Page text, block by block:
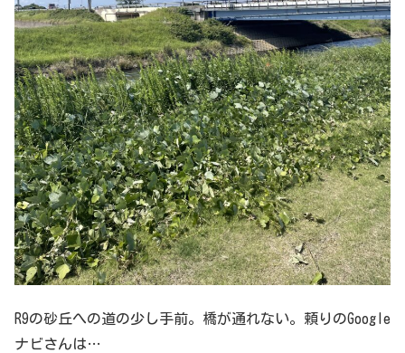
R9の砂丘への道の少し手前。橋が通れない。頼りのGoogle
ナビさんは…